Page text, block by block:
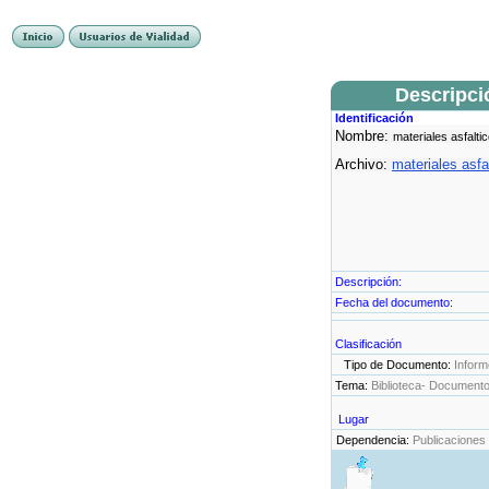
Identificación
Nombre: materiales
Archivo: materiales
Descripción:
Fecha del documento:
Clasificación
Tipo de Documento:
Tema: Biblioteca-
Lugar
Dependencia: Publicaciones